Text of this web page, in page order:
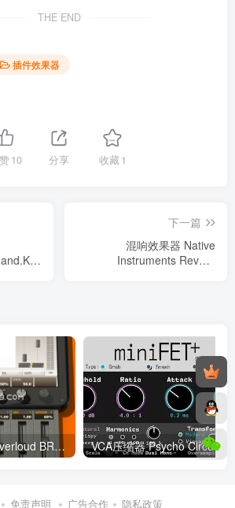
THE END
插件效果器
10 分享 收藏1
下一篇
混响效果器 Native
Instruments Reverb
经典混响效果器 Overloud BREVERB x32/x64位 WiN
免责声明 广告合作 隐私政策